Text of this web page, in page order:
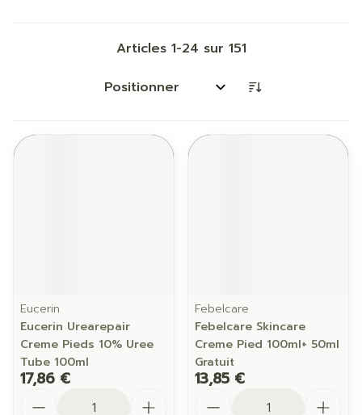
Articles 1-24 sur 151
Trier par:
Eucerin
Eucerin Urearepair
Creme Pieds 10% Uree
Tube 100ml
17,86 €
Febelcare
Febelcare Skincare
Creme Pied 100ml+ 50ml
Gratuit
13,85 €